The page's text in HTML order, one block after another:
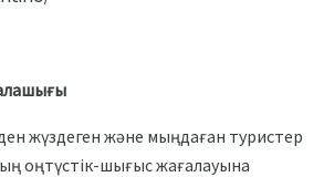
жүздеген және мыңдаған туристер
оңтүстік-шығыс жағалауына